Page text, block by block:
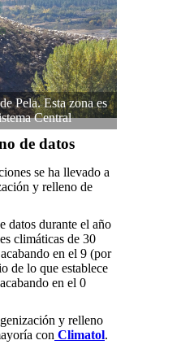
Pela. Esta zona es
Central
de datos
se ha llevado a
y relleno de
datos durante el año
climáticas de 30
en el 9 (por
de lo que establece
en el 0
y relleno
con Climatol.